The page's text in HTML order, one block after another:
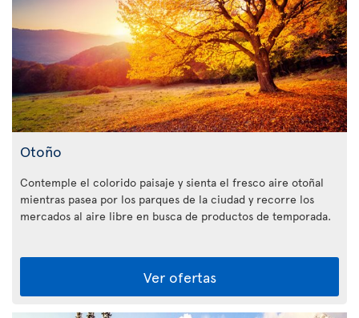
Otoño
Contemple el colorido paisaje y sienta el fresco aire otoñal
mientras pasea por los parques de la ciudad y recorre los
mercados al aire libre en busca de productos de temporada.
Ver ofertas